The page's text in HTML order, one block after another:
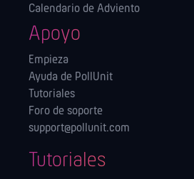
Calendario de Adviento
Apoyo
Empieza
Ayuda de PollUnit
Tutoriales
Foro de soporte
support@pollunit.com
Tutoriales